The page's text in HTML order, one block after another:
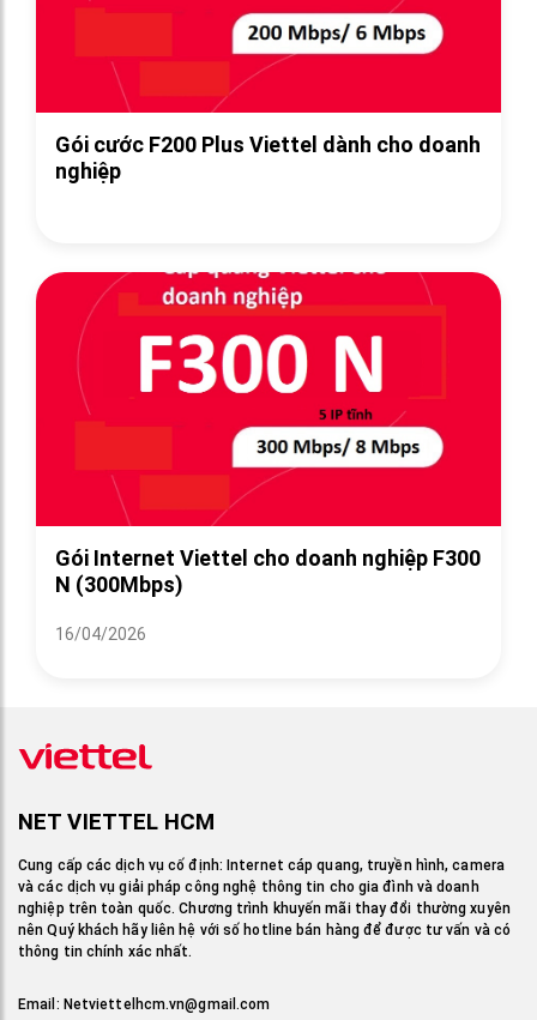
Gói cước F200 Plus Viettel dành cho doanh
nghiệp
Gói Internet Viettel cho doanh nghiệp F300
N (300Mbps)
16/04/2026
NET VIETTEL HCM
Cung cấp các dịch vụ cố định: Internet cáp quang, truyền hình, camera
và các dịch vụ giải pháp công nghệ thông tin cho gia đình và doanh
nghiệp trên toàn quốc. Chương trình khuyến mãi thay đổi thường xuyên
nên Quý khách hãy liên hệ với số hotline bán hàng để được tư vấn và có
thông tin chính xác nhất.
Email: Netviettelhcm.vn@gmail.com